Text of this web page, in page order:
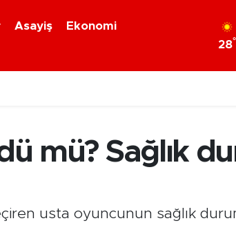
Asayiş
Ekonomi
28°
mü? Sağlık
usta oyuncunun sağlık